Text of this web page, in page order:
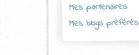
Mes partenaires
Mes blogs préférés